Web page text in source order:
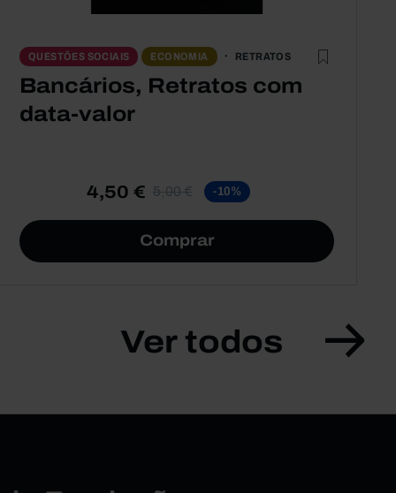
QUESTÕES SOCIAIS ECONOMIA RETRATOS
Bancários, Retratos com
data-valor
4,50 € 5,00 € -10%
Comprar
Ver todos